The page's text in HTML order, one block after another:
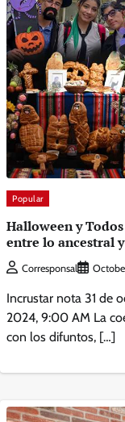
Popular
Halloween y
entre lo ancestral
Corresponsal
Incrustar nota 31 de
2024, 9:00 AM La
con los difuntos, […]